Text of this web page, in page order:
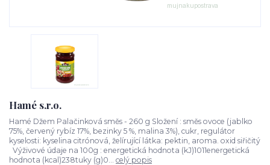
Hamé s.r.o.
Hamé Džem Palačinková směs - 260 g Složení : směs ovoce (jablko
75%, červený rybíz 17%, bezinky 5 %, malina 3%), cukr, regulátor
kyselosti: kyselina citrónová, želírující látka: pektin, aroma. oxid siřičitý
Výživové údaje na 100g : energetická hodnota (kJ)1011energetická
hodnota (kcal)238tuky (g)0... celý popis